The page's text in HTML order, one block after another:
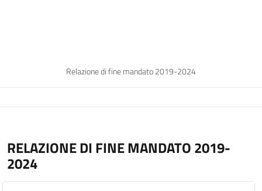
Relazione di fine mandato 2019-2024
RELAZIONE DI FINE MANDATO 2019-
2024